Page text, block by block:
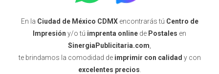
En la Ciudad de México CDMXencontrarás tú Centro de
Impresión y/o tú imprenta online de Postales en
SinergiaPublicitaria.com
te brindamos la comodidad de imprimir con calidad y con
excelentes precios